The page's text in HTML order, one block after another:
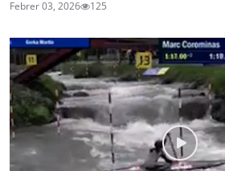
Febrer 03, 2026 125